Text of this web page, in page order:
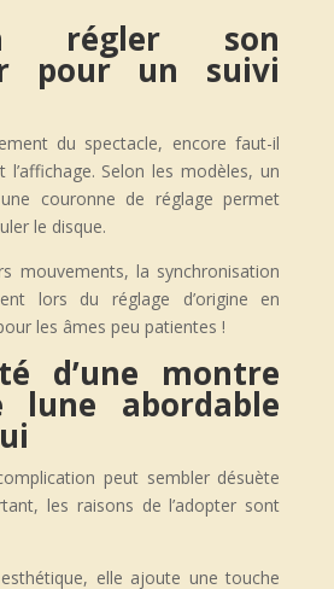
régler son
pour un suivi
du spectacle, encore faut-il
l’affichage. Selon les modèles, un
couronne de réglage permet
le disque.
mouvements, la synchronisation
lors du réglage d’origine en
les âmes peu patientes !
d’une montre
lune abordable
peut sembler désuète
les raisons de l’adopter sont
elle ajoute une touche